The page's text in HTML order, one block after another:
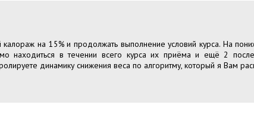
на 15% и продолжать выполнение условий курса. На
находиться в течении всего курса их приёма и ещё 2
динамику снижения веса по алгоритму, который я Вам